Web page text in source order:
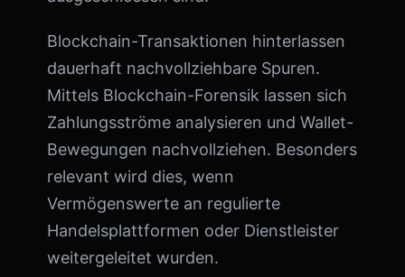
Blockchain-Transaktionen hinterlassen
dauerhaft nachvollziehbare Spuren.
Mittels Blockchain-Forensik lassen sich
Zahlungsströme analysieren und Wallet-
Bewegungen nachvollziehen. Besonders
relevant wird dies, wenn
Vermögenswerte an regulierte
Handelsplattformen oder Dienstleister
weitergeleitet wurden.